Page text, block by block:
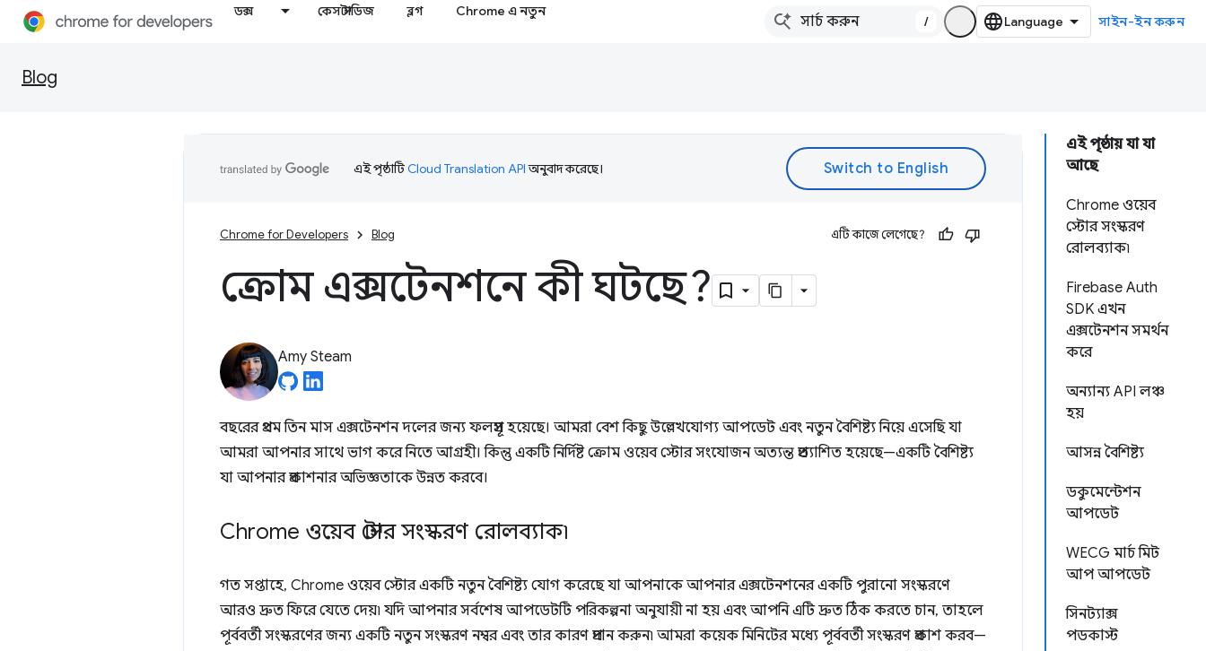
ডক্স কেস স্টাডিজ ব্লগ Chrome এ নতুন
/ সাইন-ইন করুন
Blog
এই পৃষ্ঠায় যা যা
আছে
Chrome ওয়েব
স্টোর সংস্করণ
রোলব্যাক৷
Firebase Auth
SDK এখন
এক্সটেনশন সমর্থন
করে
অন্যান্য API লঞ্চ
হয়
আসন্ন বৈশিষ্ট্য
ডকুমেন্টেশন
আপডেট
WECG মার্চ মিট
আপ আপডেট
সিনট্যাক্স
পডকাস্ট
এই পৃষ্ঠাটিCloud Translation APIঅনুবাদ করেছে।
Chrome for Developers Blog এটি কাজে লেগেছে?
ক্রোম এক্সটেনশনে কী ঘটছে?
Amy Steam
বছরের প্রথম তিন মাস এক্সটেনশন দলের জন্য ফলপ্রসূ হয়েছে। আমরা বেশ কিছু উল্লেখযোগ্য আপডেট এবং নতুন বৈশিষ্ট্য নিয়ে এসেছি যা
আমরা আপনার সাথে ভাগ করে নিতে আগ্রহী। কিন্তু একটি নির্দিষ্ট ক্রোম ওয়েব স্টোর সংযোজন অত্যন্ত প্রত্যাশিত হয়েছে—একটি বৈশিষ্ট্য
যা আপনার প্রকাশনার অভিজ্ঞতাকে উন্নত করবে।
Chrome ওয়েব স্টোর সংস্করণ রোলব্যাক৷
গত সপ্তাহে, Chrome ওয়েব স্টোর একটি নতুন বৈশিষ্ট্য যোগ করেছে যা আপনাকে আপনার এক্সটেনশনের একটি পুরানো সংস্করণে
আরও দ্রুত ফিরে যেতে দেয়৷ যদি আপনার সর্বশেষ আপডেটটি পরিকল্পনা অনুযায়ী না হয় এবং আপনি এটি দ্রুত ঠিক করতে চান, তাহলে
পূর্ববর্তী সংস্করণের জন্য একটি নতুন সংস্করণ নম্বর এবং তার কারণ প্রদান করুন৷ আমরা কয়েক মিনিটের মধ্যে পূর্ববর্তী সংস্করণ প্রকাশ করব—